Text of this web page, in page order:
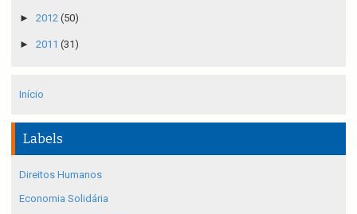
► 2012 (50)
► 2011 (31)
Início
Labels
Direitos Humanos
Economia Solidária